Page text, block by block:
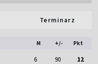
Terminarz
M +/- Pkt
6 90 12